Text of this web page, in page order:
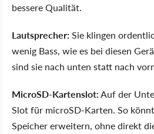
bessere Qualität.
Lautsprecher:Sie klingen
wenig Bass, wie es bei diesen
sind sie nach unten statt nach
MicroSD-Kartenslot:Auf der
Slot für microSD-Karten. So
Speicher erweitern, ohne direkt